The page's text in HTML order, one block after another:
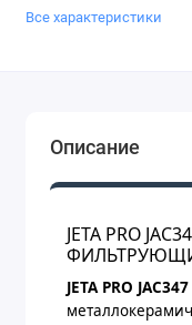
Все характеристики
Описание
JETA PRO
JETA PRO JAC347